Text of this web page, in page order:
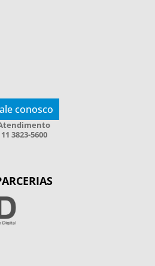
conosco
11 3823-5600